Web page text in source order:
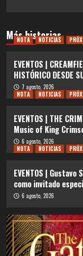
Más historias
NOTA NOTICIAS
EVENTOS |
HISTÓRICO DESDE
7 agosto, 2026
NOTA
NOTICIAS
EVENTOS | THE
Music of King
6 agosto, 2026
NOTA
NOTICIAS
EVENTOS |
como invitado
6 agosto, 2026